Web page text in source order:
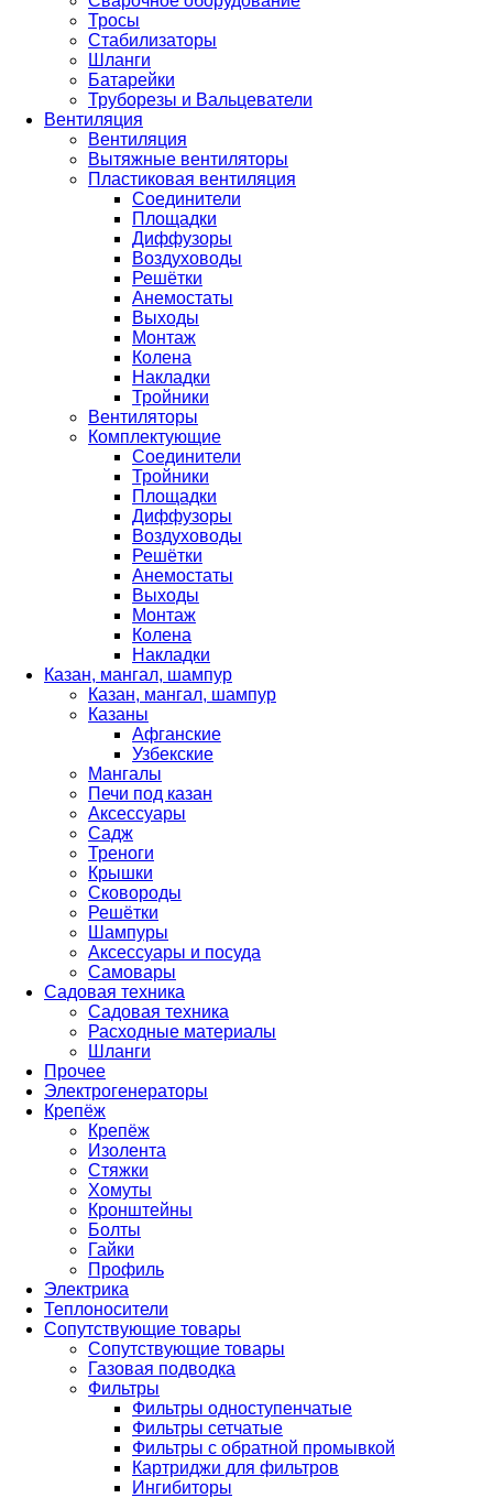
Тросы
Стабилизаторы
Шланги
Батарейки
Труборезы и Вальцеватели
Вентиляция
Вентиляция
Вытяжные вентиляторы
Пластиковая вентиляция
Соединители
Площадки
Диффузоры
Воздуховоды
Решётки
Анемостаты
Выходы
Монтаж
Колена
Накладки
Тройники
Вентиляторы
Комплектующие
Соединители
Тройники
Площадки
Диффузоры
Воздуховоды
Решётки
Анемостаты
Выходы
Монтаж
Колена
Накладки
Казан, мангал, шампур
Казан, мангал, шампур
Казаны
Афганские
Узбекские
Мангалы
Печи под казан
Аксессуары
Садж
Треноги
Крышки
Сковороды
Решётки
Шампуры
Аксессуары и посуда
Самовары
Садовая техника
Садовая техника
Расходные материалы
Шланги
Прочее
Электрогенераторы
Крепёж
Крепёж
Изолента
Стяжки
Хомуты
Кронштейны
Болты
Гайки
Профиль
Электрика
Теплоносители
Сопутствующие товары
Сопутствующие товары
Газовая подводка
Фильтры
Фильтры одноступенчатые
Фильтры сетчатые
Фильтры с обратной промывкой
Картриджи для фильтров
Ингибиторы